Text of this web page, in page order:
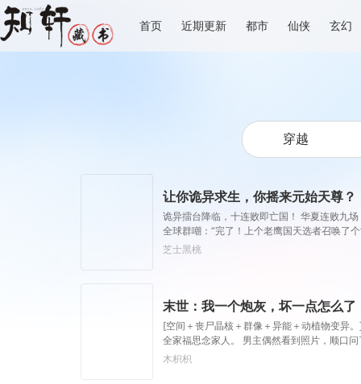
首页 近期更新 都市 仙侠 玄幻
让你诡异求生，你摇来元始天尊？
诡异擂台降临，十连败即亡国！ 华夏连败九
全球群嘲：“完了！上个老鹰国天选者召唤了
芝士黑桃
末世：我一个炮灰，坏一点怎么了
[空间＋丧尸晶核＋群像＋异能＋动植物变异
全家福思念家人。 男主偶然看到照片，顺口
木枳枳